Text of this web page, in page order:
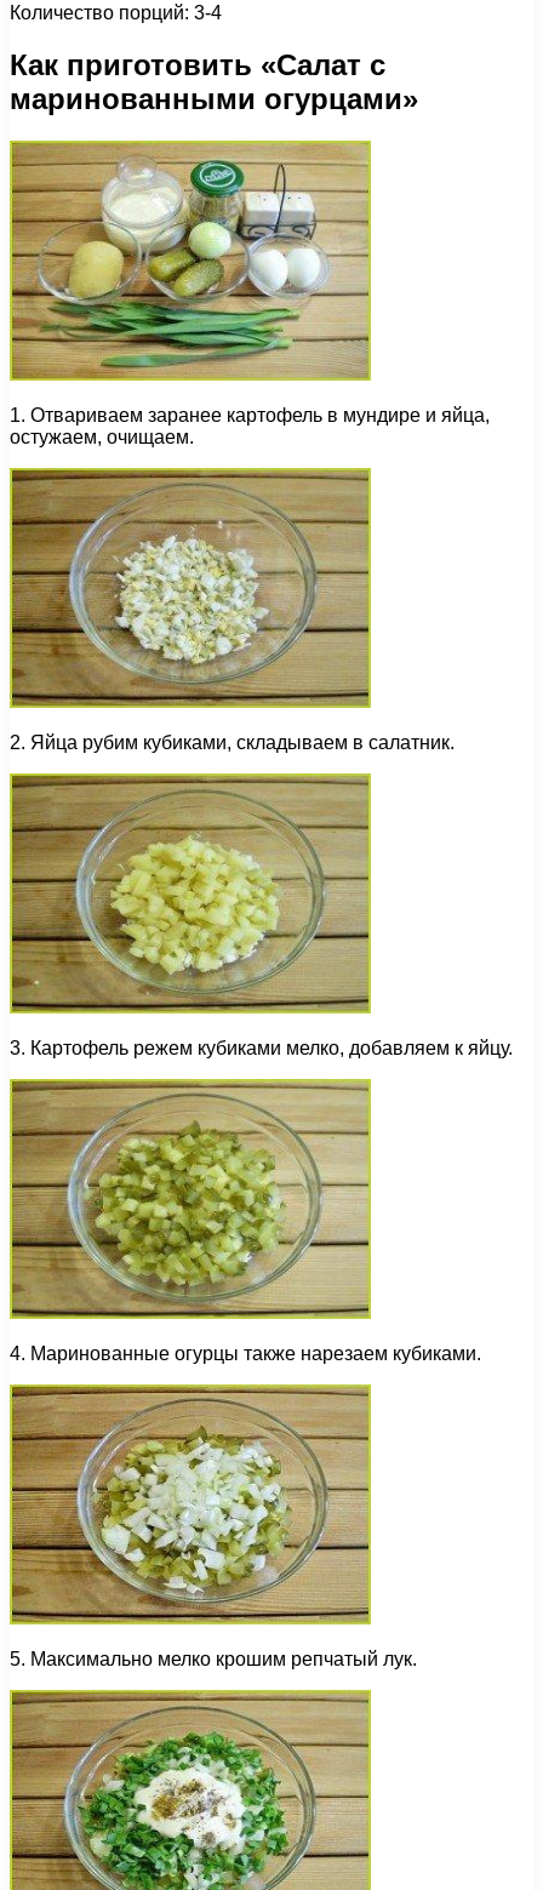
Количество порций: 3-4
Как приготовить «Салат с
маринованными огурцами»
1. Отвариваем заранее картофель в мундире и яйца,
остужаем, очищаем.
2. Яйца рубим кубиками, складываем в салатник.
3. Картофель режем кубиками мелко, добавляем к яйцу.
4. Маринованные огурцы также нарезаем кубиками.
5. Максимально мелко крошим репчатый лук.